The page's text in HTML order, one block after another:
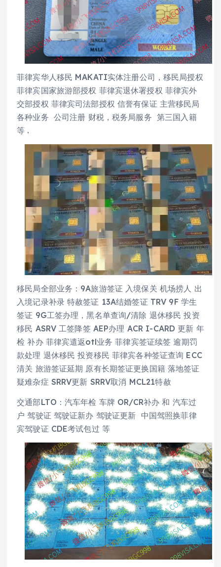
菲律宾华人移民 MAKATI实体注册公司，移民局授权
菲律宾国家旅游部授权 菲律宾退休署授权 菲律宾外
交部授权 菲律宾司法部授权 信誉有保证 主营移民局
各种业务 公司注册 财税，税务局服务 第三国入籍
等 .
移民局全部业务：9A旅游签证 入境保关 机场捞人 出
入境记录补录 特赦签证 13A结婚签证 TRV 9F 学生
签证 9G工签办理，黑名单查询/清除 退休移民 投资
移民 ASRV 工签降签 AEP办理 ACR I-CARD 更新 年
检 补办 菲律宾遣返otl业务 菲律宾签证续签 逾期罚
款处理 退休移民 投资移民 菲律宾各种签证查询 ECC
清关 旅游签证延期 原有长期签证更换国籍 落地签证
疑难杂症 SRRV更新 SRRV取消 MCL21特赦
交通部LTO：汽车年检 车牌 OR/CR补办 和 汽车过
户 驾驶证 驾驶证新办 驾驶证更新 中国驾照换菲律
宾驾驶证 CDE考试包过 等